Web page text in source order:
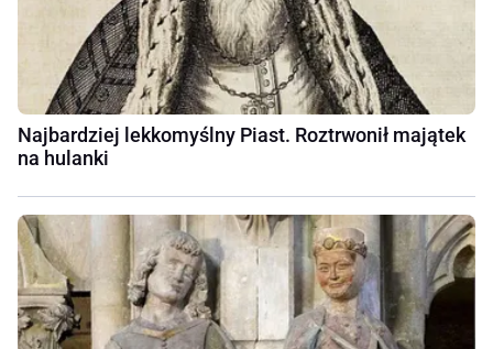
Najbardziej lekkomyślny Piast. Roztrwonił majątek
na hulanki